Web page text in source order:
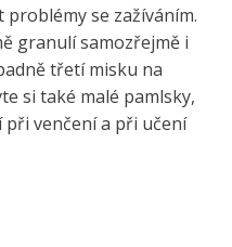
se zažíváním.
granulí samozřejmě i
třetí misku na
si také malé pamlsky,
venčení a při učení